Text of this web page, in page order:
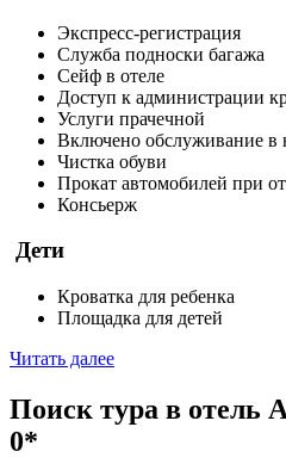
Экспресс-регистрация
Служба подноски багажа
Сейф в отеле
Доступ к администрации
Услуги прачечной
Включено обслуживание в
Чистка обуви
Прокат автомобилей при
Консьерж
Дети
Кроватка для ребенка
Площадка для детей
Читать далее
Поиск тура в отель
0*